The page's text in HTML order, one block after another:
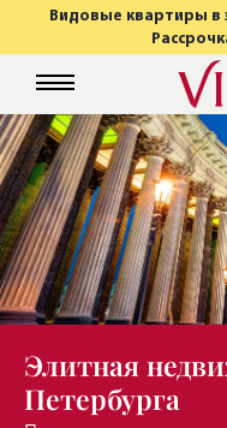
Видовые квартиры в
Элитная
Петербурга